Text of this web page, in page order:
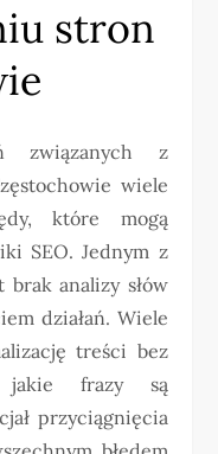
stron
związanych z
wiele
które mogą
SEO. Jednym z
brak analizy słów
działań. Wiele
treści bez
jakie frazy są
przyciągnięcia